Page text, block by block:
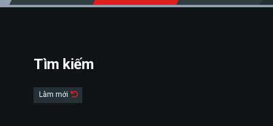
Tìm kiếm
Làm mới